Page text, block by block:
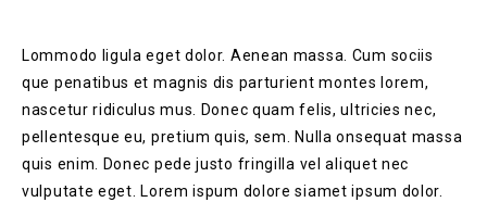
Lommodo ligula eget dolor. Aenean massa. Cum sociis
que penatibus et magnis dis parturient montes lorem,
nascetur ridiculus mus. Donec quam felis, ultricies nec,
pellentesque eu, pretium quis, sem. Nulla onsequat massa
quis enim. Donec pede justo fringilla vel aliquet nec
vulputate eget. Lorem ispum dolore siamet ipsum dolor.